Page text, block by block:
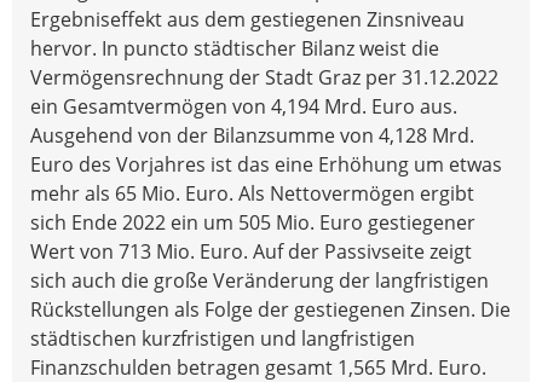
Ergebniseffekt aus dem gestiegenen Zinsniveau
hervor. In puncto städtischer Bilanz weist die
Vermögensrechnung der Stadt Graz per 31.12.2022
ein Gesamtvermögen von 4,194 Mrd. Euro aus.
Ausgehend von der Bilanzsumme von 4,128 Mrd.
Euro des Vorjahres ist das eine Erhöhung um etwas
mehr als 65 Mio. Euro. Als Nettovermögen ergibt
sich Ende 2022 ein um 505 Mio. Euro gestiegener
Wert von 713 Mio. Euro. Auf der Passivseite zeigt
sich auch die große Veränderung der langfristigen
Rückstellungen als Folge der gestiegenen Zinsen. Die
städtischen kurzfristigen und langfristigen
Finanzschulden betragen gesamt 1,565 Mrd. Euro.